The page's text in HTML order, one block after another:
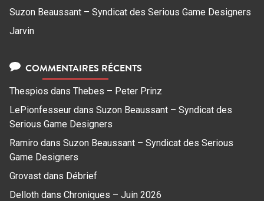
Suzon Beaussant – Syndicat des Serious Game Designers
Jarvin
COMMENTAIRES RÉCENTS
Thespios dans Thebes – Peter Prinz
LePionfesseur dans Suzon Beaussant – Syndicat des
Serious Game Designers
Ramiro dans Suzon Beaussant – Syndicat des Serious
Game Designers
Grovast dans Débrief
Delloth dans Chroniques – Juin 2026